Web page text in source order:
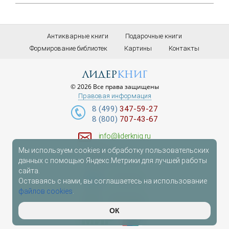
Антикварные книги
Подарочные книги
Формирование библиотек
Картины Контакты
лидеркниг
© 2026 Все права защищены
Правовая информация
8 (499) 347-59-27
8 (800) 707-43-67
info@liderknig.ru
Доставка
Telegram
WhatsApp
Мы используем cookies и обработку пользовательских
данных с помощью Яндекс.Метрики для лучшей работы
сайта.
Оставаясь с нами, вы соглашаетесь на использование
файлов cookies
ОК